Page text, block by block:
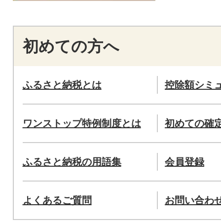
初めての方へ
ふるさと納税とは 控除額シミ
ワンストップ特例制度とは 初めての確
ふるさと納税の用語集 会員登録
よくあるご質問 お問い合わ